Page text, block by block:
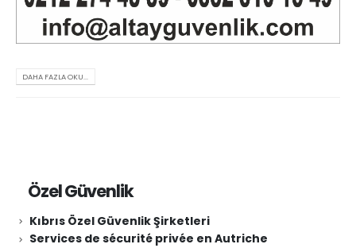
DAHA FAZLA OKU...
Özel Güvenlik
Kıbrıs Özel Güvenlik Şirketleri
Services de sécurité privée en Autriche